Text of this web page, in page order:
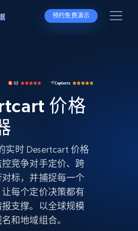
预约免费演示
价格
实时 Desertcart 价格
竞争对手定价、跨
标，并捕捉每一个
每个定价决策都有
支撑。以全球规模
和地域组合。